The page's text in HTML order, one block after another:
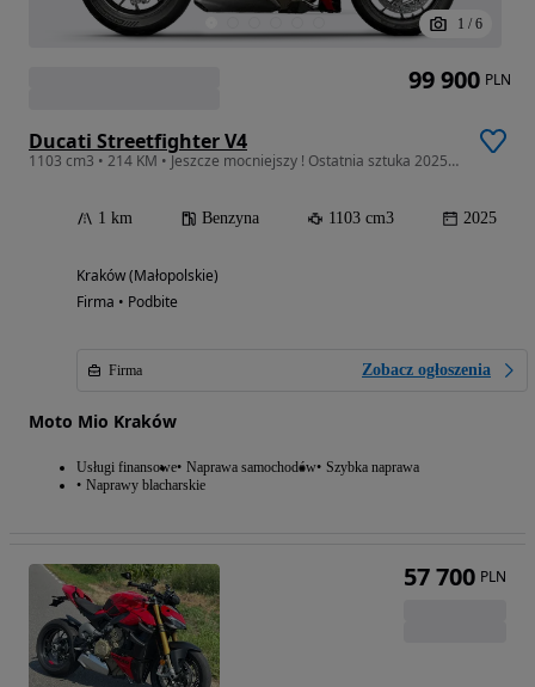
1 / 6
Ducati Streetfighter V4
1103 cm3 • 214 KM • Jeszcze mocniejszy ! Ostatnia sztuka 2025 ! Ducati Kraków
1 km Benzyna 1103 cm3 2025
Kraków (Małopolskie)
Firma • Podbite
Firma Zobacz ogłoszenia
Moto Mio Kraków
Usługi finansowe Naprawa samochodów Szybka naprawa
Naprawy blacharskie
99 900 PLN
57 700 PLN